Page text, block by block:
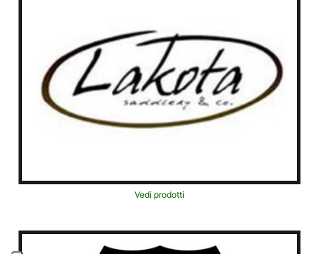
Vedi prodotti